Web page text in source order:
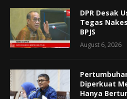
DPR Desak
Tegas
BPJS
August 6, 2026
Diperkuat
Hanya